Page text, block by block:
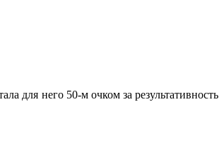
для него 50-м очком за результативность